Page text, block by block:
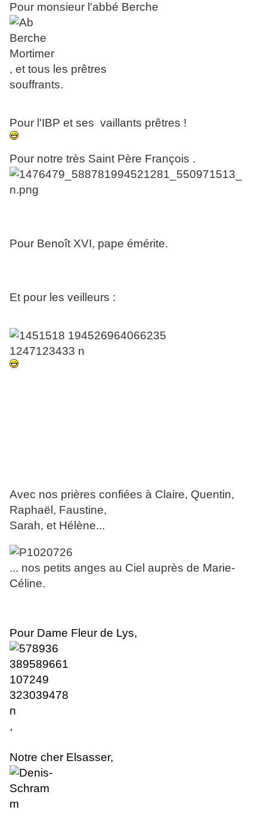
Pour monsieur l'abbé Berche
, et tous les prêtres
souffrants.
Pour l'IBP et ses vaillants prêtres !
Pour notre très Saint Père François .
Pour Benoît XVI, pape émérite.
Et pour les veilleurs :
Avec nos prières confiées à Claire, Quentin,
Raphaël, Faustine,
Sarah, et Hélène...
... nos petits anges au Ciel auprès de Marie-
Céline.
Pour Dame Fleur de Lys,
,
Notre cher Elsasser,